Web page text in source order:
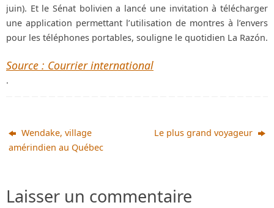
juin). Et le Sénat bolivien a lancé une invitation à télécharger
une application permettant l’utilisation de montres à l’envers
pour les téléphones portables, souligne le quotidien La Razón.
Source : Courrier international
.
Wendake, village
amérindien au Québec
Le plus grand voyageur
Laisser un commentaire